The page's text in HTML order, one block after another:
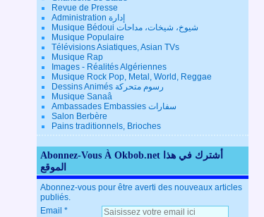
Revue de Presse
Administration إدارة
Musique Bédoui شيوخ، شيخات، مداحات
Musique Populaire
Télévisions Asiatiques, Asian TVs
Musique Rap
Images - Réalités Algériennes
Musique Rock Pop, Metal, World, Reggae
Dessins Animés رسوم متحركة
Musique Sanaâ
Ambassades Embassies سفارات
Salon Berbère
Pains traditionnels, Brioches
Abonnez-Vous À Okbob.net أشترك في هذا
الموقع
Abonnez-vous pour être averti des nouveaux articles
publiés.
Email